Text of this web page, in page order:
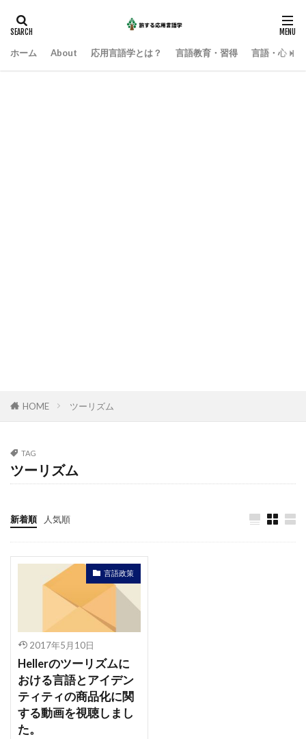
ホーム About 応用言語学とは？ 言語教育・習得 言語・心・
HOME ツーリズム
TAG
ツーリズム
新着順 人気順
言語政策
2017年5月10日
Hellerのツーリズムに
おける言語とアイデン
ティティの商品化に関
する動画を視聴しまし
た。